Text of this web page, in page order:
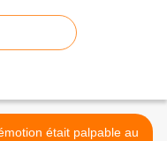
était palpable au